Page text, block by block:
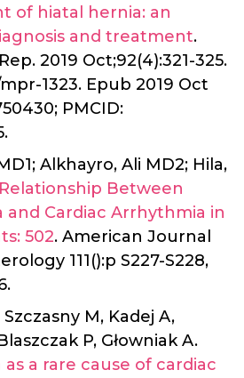
of hiatal hernia: an
and treatment.
2019 Oct;92(4):321-325.
mpr-1323. Epub 2019 Oct
PMCID:
Alkhayro, Ali MD2; Hila,
Relationship Between
and Cardiac Arrhythmia in
502. American Journal
111():p S227-S228,
M, Kadej A,
P, Głowniak A.
a rare cause of cardiac